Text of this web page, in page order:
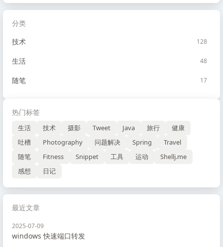
分类
技术
128
生活 48
随笔 17
热门标签
生活 技术 摄影 Tweet Java 旅行
健康
吐槽
Photography 问题解决 Spring
Travel
随笔
Fitness Snippet 工具 运动
Shellj.me
感想
日记
最近文章
2025-07-09
windows 快速端口转发